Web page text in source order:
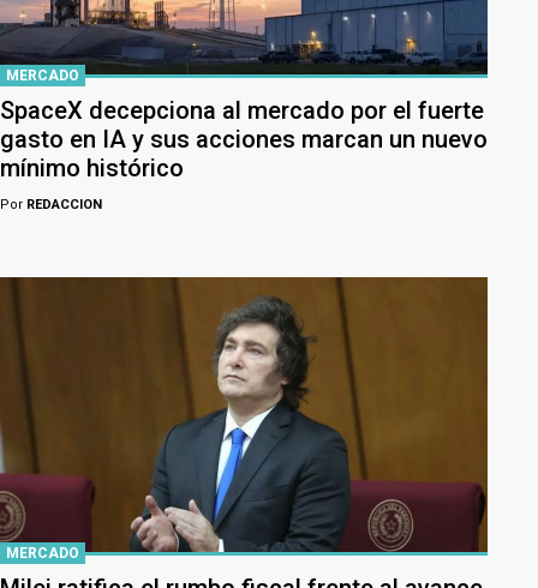
MERCADO
SpaceX decepciona al mercado por el fuerte
gasto en IA y sus acciones marcan un nuevo
mínimo histórico
Por REDACCION
MERCADO